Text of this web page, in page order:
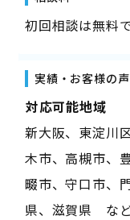
初回相談は無料
実績・お客様の声
――対応可能地域――
新大阪、東淀川
木市、高槻市、
畷市、守口市、
県、滋賀県 な